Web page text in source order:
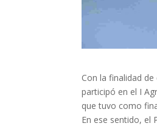
Con la finalidad
participó en el I
que tuvo como
En ese sentido, el